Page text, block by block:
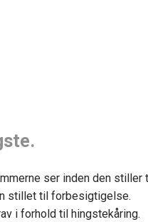
ser inden den stiller
stillet til forbesigtigelse.
i forhold til hingstekåring.